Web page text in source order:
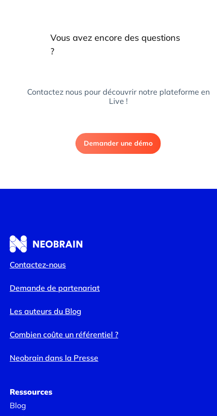
Vous avez encore des questions
?
Contactez nous pour découvrir notre plateforme en
Live !
Demander une démo
Contactez-nous
Demande de partenariat
Les auteurs du Blog
Combien coûte un référentiel ?
Neobrain dans la Presse
Ressources
Blog